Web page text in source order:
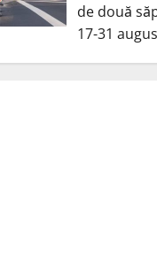
de două
17-31